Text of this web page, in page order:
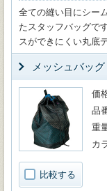
全ての縫い目にシー
たスタッフバッグで
スができにくい丸底
メッシュバッグ
比較する
価
品
重
カ